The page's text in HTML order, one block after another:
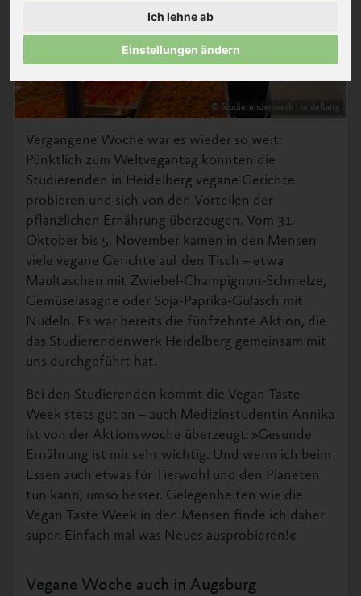
Ich lehne ab
Einstellungen ändern
© Studierendenwerk Heidelberg
Vergangene Woche war es wieder so weit:
Pünktlich zum Weltvegantag konnten die
Studierenden in Heidelberg vegane Gerichte
probieren und sich von den Vorteilen der
pflanzlichen Ernährung überzeugen. Vom 31.
Oktober bis 5. November kamen in den Mensen
viele vegane Gerichte auf den Tisch – etwa
Maultaschen mit Zwiebel-Champignon-Schmelze,
Gemüselasagne oder Soja-Paprika-Gulasch mit
Nudeln. Es war bereits die fünfzehnte Aktion, die
das Studierendenwerk Heidelberg gemeinsam mit
uns durchgeführt hat.
Bei den Studierenden kommt die Vegan Taste
Week stets gut an – auch Medizinstudentin Annika
ist von der Aktionswoche überzeugt: »Gesunde
Ernährung ist mir sehr wichtig. Und wenn ich beim
Essen auch etwas für Tierwohl und den Planeten
tun kann, umso besser. Gelegenheiten wie die
Vegan Taste Week in den Mensen finde ich daher
super: Einfach mal was Neues ausprobieren!«
Vegane Woche auch in Augsburg